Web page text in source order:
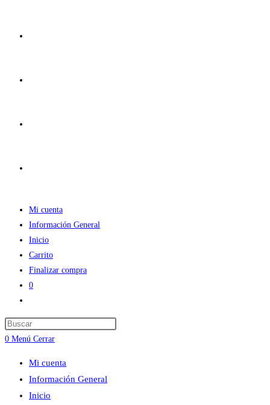
Mi cuenta
Información General
Inicio
Carrito
Finalizar compra
0
de
la
web
0 Menú Cerrar
Mi cuenta
Información General
Inicio